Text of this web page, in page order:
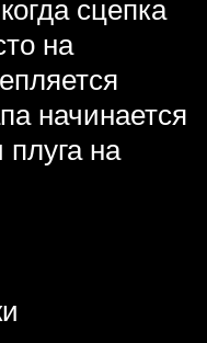
сцепка
на
начинается
плуга на